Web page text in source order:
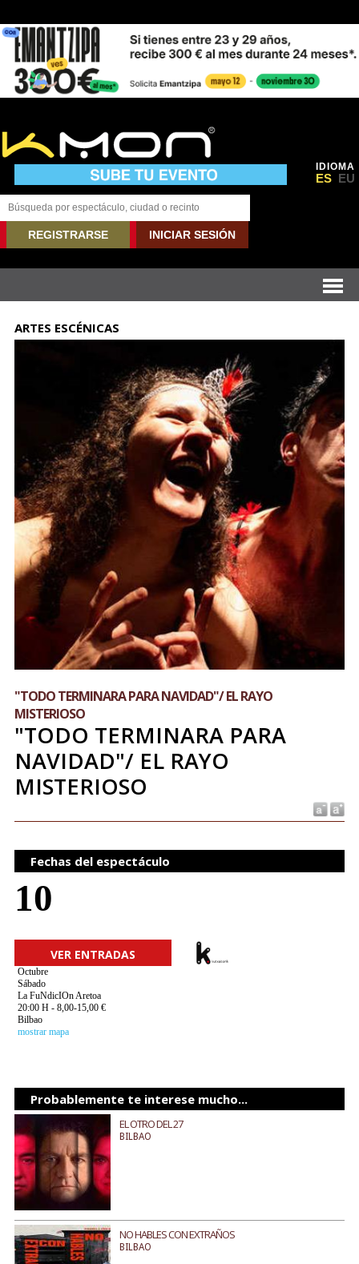
IDIOMA
ES EU
REGISTRARSE INICIAR SESIÓN
ARTES ESCÉNICAS
"TODO TERMINARA PARA NAVIDAD"/ EL RAYO
MISTERIOSO
"TODO TERMINARA PARA
NAVIDAD"/ EL RAYO
MISTERIOSO
Fechas del espectáculo
10
VER ENTRADAS
Octubre
Sábado
La FuNdicIOn Aretoa
20:00 H - 8,00-15,00 €
Bilbao
mostrar mapa
Probablemente te interese mucho...
EL OTRO DEL 27
BILBAO
NO HABLES CON EXTRAÑOS
BILBAO